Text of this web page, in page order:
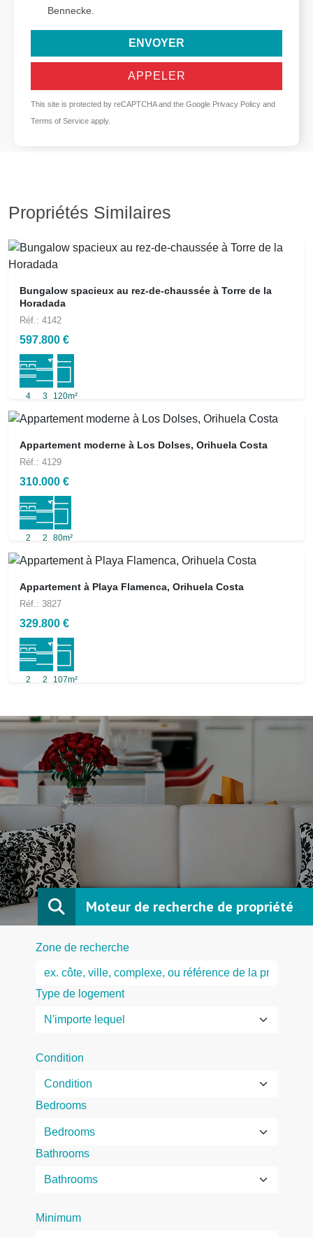
Bennecke.
ENVOYER
APPELER
This site is protected by reCAPTCHA and the Google Privacy Policy and
Terms of Service apply.
Propriétés Similaires
Bungalow spacieux au rez-de-chaussée à Torre de la
Horadada
Réf.: 4142
597.800 €
4 3 120m²
Appartement moderne à Los Dolses, Orihuela Costa
Réf.: 4129
310.000 €
2 2 80m²
Appartement à Playa Flamenca, Orihuela Costa
Réf.: 3827
329.800 €
2 2 107m²
Moteur de recherche de propriété
Zone de recherche
Type de logement
Condition
Bedrooms
Bathrooms
Minimum